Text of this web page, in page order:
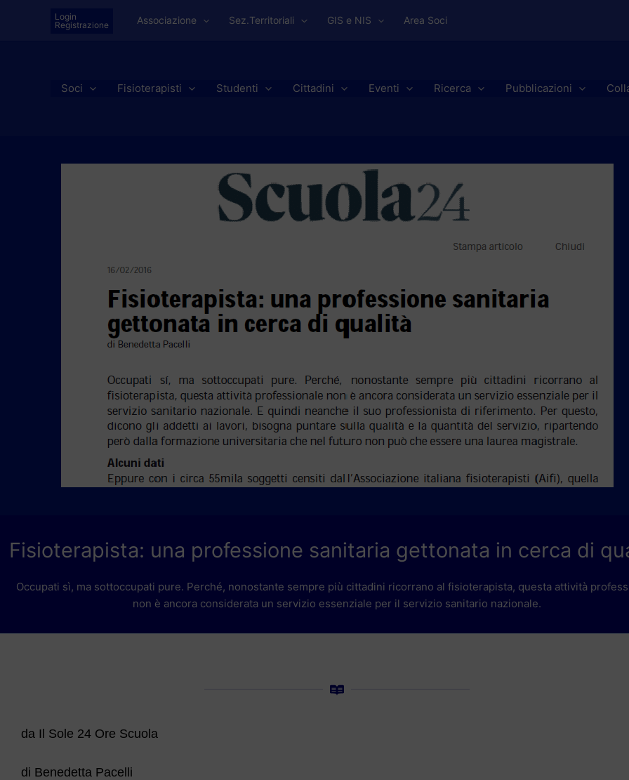
Login
Registrazione
Associazione Sez.Territoriali GIS e NIS Area Soci
Soci Fisioterapisti Studenti Cittadini Eventi Ricerca Pubblicazioni
Fisioterapista: una professione sanitaria gettonata in cerca di
Occupati sì, ma sottoccupati pure. Perché, nonostante sempre più cittadini ricorrano al fisioterapista, questa attività
non è ancora considerata un servizio essenziale per il servizio sanitario nazionale.
da Il Sole 24 Ore Scuola
di Benedetta Pacelli